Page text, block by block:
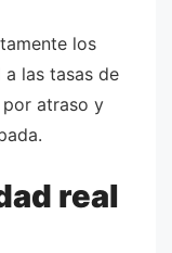
los
las tasas de
por atraso y
real